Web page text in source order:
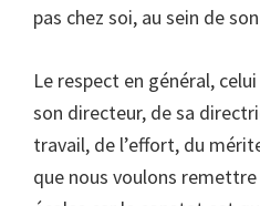
pas chez soi, au sein de
Le respect en général,
son directeur, de sa
travail, de l’effort, du
que nous voulons